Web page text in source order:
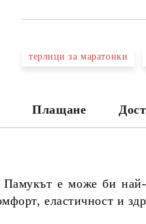
терлици за маратонки
Плащане
е може би
еластичност и